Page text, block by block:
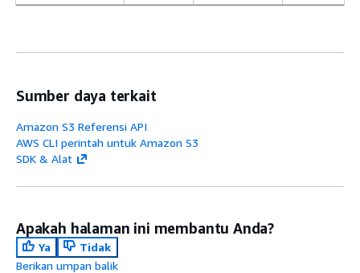
Sumber daya terkait
Amazon S3 Referensi API
AWS CLI perintah untuk Amazon S3
SDK & Alat
Apakah halaman ini membantu Anda?
Ya
Tidak
Berikan umpan balik